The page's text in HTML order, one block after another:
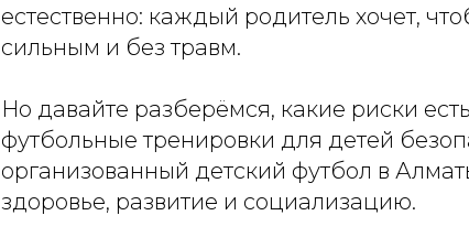
естественно: каждый родитель хочет,
сильным и без травм.
Но давайте разберёмся, какие риски
футбольные тренировки для детей
организованный детский футбол в
здоровье, развитие и социализацию.